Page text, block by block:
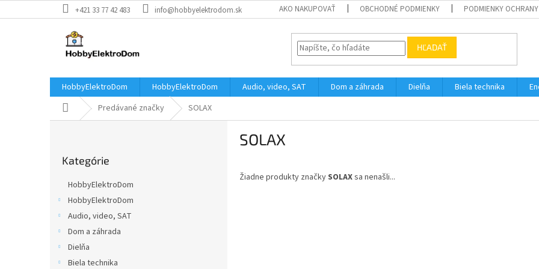
na
+421 33 77 42 483 info@hobbyelektrodom.sk AKO NAKUPOVAŤ OBCHODNÉ PODMIENKY PODMIENKY OCHRANY
HĽADAŤ
HobbyElektroDom HobbyElektroDom Audio, video, SAT Dom a záhrada Dielňa Biela technika
DomovPredávané značky SOLAX
kategórie
Kategórie
HobbyElektroDom
HobbyElektroDom
Audio, video, SAT
Dom a záhrada
Dielňa
Biela technika
SOLAX
Žiadne produkty značkySOLAXsa nenašli...